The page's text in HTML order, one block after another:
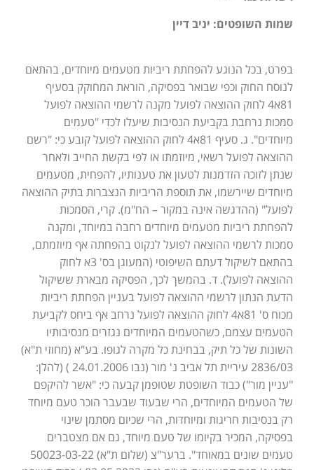
שמות השופטים: יניב דיין
בפרט, בכל הנוגע להפחתת ריביות מטעמים מיוחדים, בהתאם
לנוסח החוק וכפי שבואר בפסיקה, הוראת המחוקק בסעיף
81א4 לחוק ההוצאה לפועל מקנה לרשמי ההוצאה לפועל
סמכות נרחבת בקביעת הנסיבות שיעלו לכדי "טעמים
מיוחדים". ג. סעיף 81א4 לחוק ההוצאה לפועל קובע כי: "רשם
ההוצאה לפועל רשאי, מיוזמתו או לפי בקשת החייב ולאחר
שנתן לזוכה הזדמנות לטעון את טענותיו, להפחית, מטעמים
מיוחדים שיירשמו, את תוספת הריביות הנצברות בתיק ההוצאה
לפועל" (ההדגשה אינה במקור – הח"מ). קרי, הסמכות
להפחתת ריביות מטעמים מיוחדים רחבה במיוחד, ומקנה
סמכות לרשמי ההוצאה לפועל לנקוט בהפחתה אף מיוזמתם,
בהתאם לשיקול דעתם השיפוטי (המעוגן בס' 3א לחוק
ההוצאה לפועל). ד. בהמשך לכך, הפסיקה מבארת ששיקול
הדעת הנתון לרשמי ההוצאה לפועל בעניין הפחתת ריביות
מכוח ס' 81א4 לחוק ההוצאה לפועל נרחב אף ביחס לקביעת
הטעמים עצמם, כשהטעמים המיוחדים נגזרים מנסיבותיו
השונות של כל תיק, בבחינת כל מקרה לגופו. בע"א (מחוזי ת"א)
2836/03 עיריית תל אביב נ' מור (נבו 24.01.2006 ) (להלן:
"עניין מור") כבוד השופטת שטופמן קבעה כי: "אשר להיקפם
של הטעמים המיוחדים, הרי שבעוד שבעבר הוכר טעם מיוחד
רק בנסיבות חריגות ומיוחדות, הרי שכיום מסתמן שינוי
בפסיקה, המכיר בקיומו של טעם מיוחד, גם אם מצטברים
טעמים שונים במאוחד". ברער"צ (שלום ת"א) 50023-03-22